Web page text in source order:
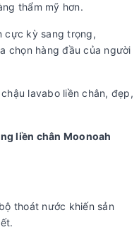
thẩm mỹ hơn.
cực kỳ sang trọng,
chọn hàng đầu của người
lavabo liền chân, đẹp,
liền chân Moonoah
thoát nước khiến sản